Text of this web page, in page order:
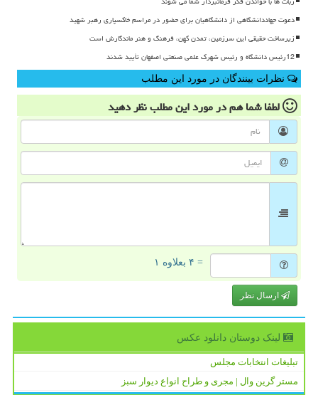
دعوت جهاددانشگاهی از دانشگاهیان برای حضور در مراسم خاکسپاری رهبر شهید
زیرساخت حقیقی این سرزمین، تمدن کهن، فرهنگ و هنر ماندگارش است
12رئیس دانشگاه و رئیس شهرک علمی صنعتی اصفهان تأیید شدند
نظرات بینندگان در مورد این مطلب
لطفا شما همدر مورد این مطلبنظر دهید
= ۴ بعلاوه ۱
ارسال نظر
لینک دوستان دانلود عكس
تبلیغات انتخابات مجلس
مستر گرین وال | مجری و طراح انواع دیوار سبز